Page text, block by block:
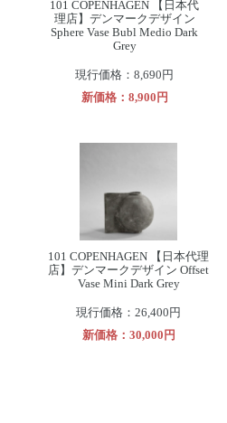
101 COPENHAGEN 【日本代
理店】デンマークデザイン
Sphere Vase Bubl Medio Dark
Grey
現行価格：8,690円
新価格：8,900円
101 COPENHAGEN 【日本代理
店】デンマークデザイン Offset
Vase Mini Dark Grey
現行価格：26,400円
新価格：30,000円